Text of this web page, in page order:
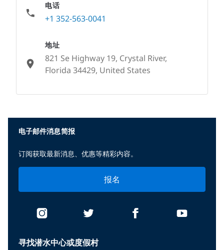
电话
+1 352-563-0041
地址
821 Se Highway 19, Crystal River,
Florida 34429, United States
寻找潜水中心或度假村
电子邮件消息简报
订阅获取最新消息、优惠等精彩内容。
报名